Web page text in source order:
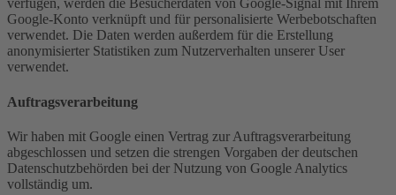
verfügen, werden die Besucherdaten von Google-Signal mit Ihrem
Google-Konto verknüpft und für personalisierte Werbebotschaften
verwendet. Die Daten werden außerdem für die Erstellung
anonymisierter Statistiken zum Nutzerverhalten unserer User
verwendet.
Auftragsverarbeitung
Wir haben mit Google einen Vertrag zur Auftragsverarbeitung
abgeschlossen und setzen die strengen Vorgaben der deutschen
Datenschutzbehörden bei der Nutzung von Google Analytics
vollständig um.